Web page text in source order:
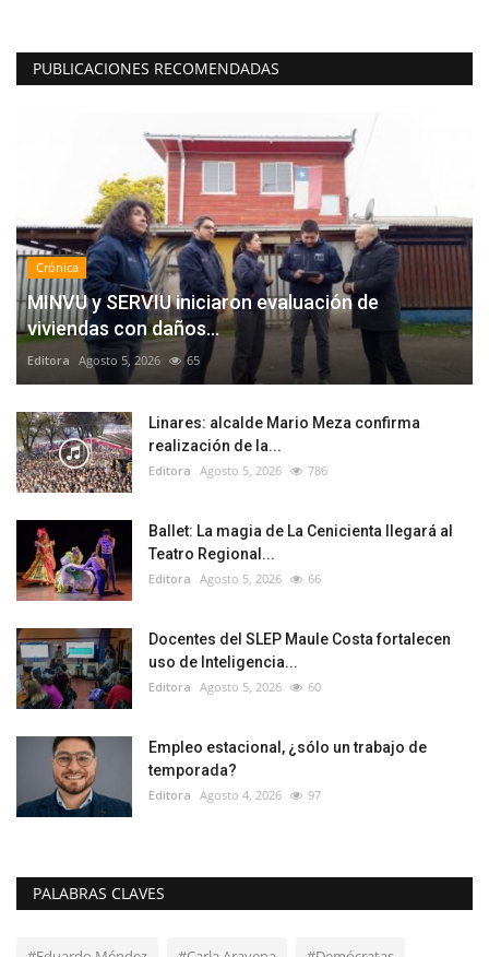
PUBLICACIONES RECOMENDADAS
Crónica
MINVU y SERVIU iniciaron evaluación de
viviendas con daños...
Editora Agosto 5, 2026 65
Linares: alcalde Mario Meza confirma
realización de la...
Editora Agosto 5, 2026 786
Ballet: La magia de La Cenicienta llegará al
Teatro Regional...
Editora Agosto 5, 2026 66
Docentes del SLEP Maule Costa fortalecen
uso de Inteligencia...
Editora Agosto 5, 2026 60
Empleo estacional, ¿sólo un trabajo de
temporada?
Editora Agosto 4, 2026 97
PALABRAS CLAVES